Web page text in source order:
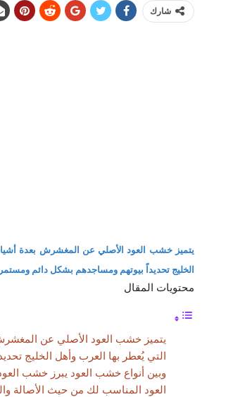
شارك
يتميز خشب العود الأصلي عن المغشرش بعدة أشياء
الخليج تحديداً بيوتهم ومساجدهم بشكل دائم
محتويات المقال
يتميز خشب العود الأصلي عن المغشرش
التي يُعطر بها العرب وأهل الخليج
وبين أنواع خشب العود يبرز خشب
العود المناسب لك من حيث الأصالة